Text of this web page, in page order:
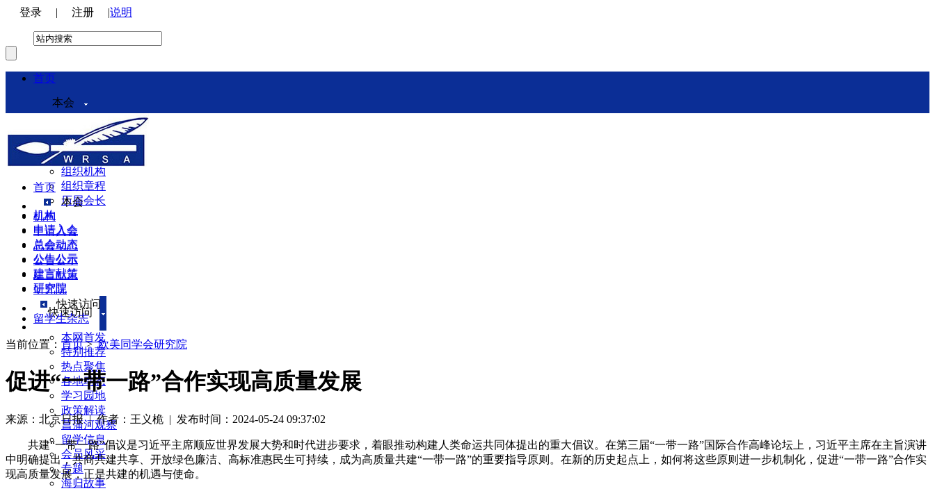
登录 | 注册 |说明
首页
本会
本会介绍
领导机构
理事会
组织机构
组织章程
历届会长
机构
申请入会
总会动态
公告公示
建言献策
研究院
快速访问
本网首发
特别推荐
热点聚焦
各地动态
学习园地
政策解读
菖蒲河观察
留学信息
会员风采
专题
海归故事
首页
本会
机构
申请入会
总会动态
公告公示
建言献策
研究院
快速访问
留学生杂志
当前位置： 首页>欧美同学会研究院
促进“一带一路”合作实现高质量发展
来源：北京日报 | 作者：王义桅 | 发布时间：2024-05-24 09:37:02
共建“一带一路”倡议是习近平主席顺应世界发展大势和时代进步要求，着眼推动构建人类命运共同体提出的重大倡议。在第三届“一带一路”国际合作高峰论坛上，习近平主席在主旨演讲
中明确提出，共商共建共享、开放绿色廉洁、高标准惠民生可持续，成为高质量共建“一带一路”的重要指导原则。在新的历史起点上，如何将这些原则进一步机制化，促进“一带一路”合作实
现高质量发展，正是共建的机遇与使命。